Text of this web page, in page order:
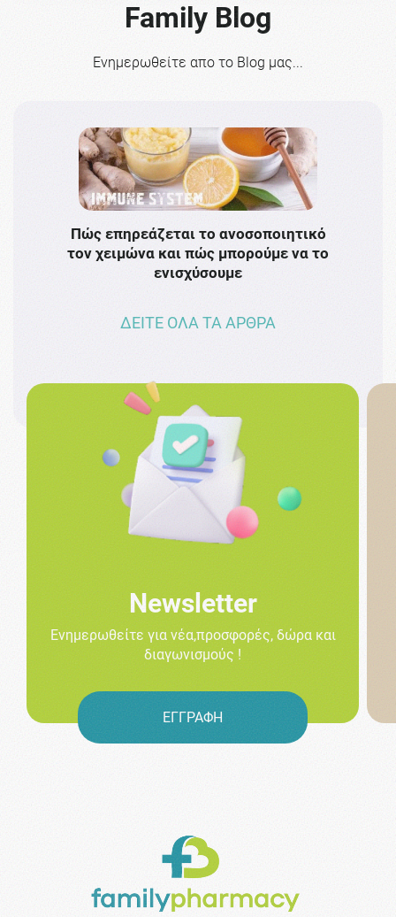
Family Blog
Ενημερωθείτε απο το Blog μας...
Πώς επηρεάζεται το ανοσοποιητικό
τον χειμώνα και πώς μπορούμε να το
ενισχύσουμε
ΔΕΙΤΕ ΟΛΑ ΤΑ ΑΡΘΡΑ
Newsletter
Ενημερωθείτε για νέα,προσφορές, δώρα και
διαγωνισμούς !
ΕΓΓΡΑΦΗ